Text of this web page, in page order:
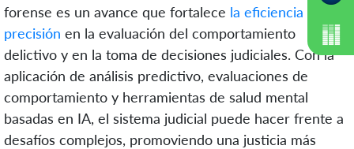
forense es un avance que fortalece la eficiencia y la
precisión en la evaluación del comportamiento
delictivo y en la toma de decisiones judiciales. Con la
aplicación de análisis predictivo, evaluaciones de
comportamiento y herramientas de salud mental
basadas en IA, el sistema judicial puede hacer frente a
desafíos complejos, promoviendo una justicia más